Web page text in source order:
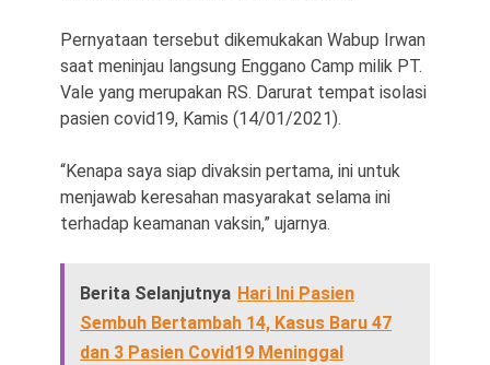
Pernyataan tersebut dikemukakan Wabup Irwan
saat meninjau langsung Enggano Camp milik PT.
Vale yang merupakan RS. Darurat tempat isolasi
pasien covid19, Kamis (14/01/2021).
“Kenapa saya siap divaksin pertama, ini untuk
menjawab keresahan masyarakat selama ini
terhadap keamanan vaksin,” ujarnya.
Berita Selanjutnya Hari Ini Pasien
Sembuh Bertambah 14, Kasus Baru 47
dan 3 Pasien Covid19 Meninggal